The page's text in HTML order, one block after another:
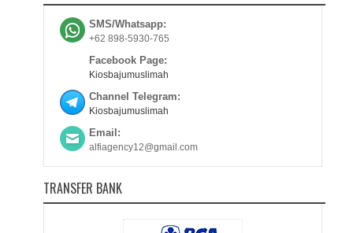
SMS/Whatsapp:
+62 898-5930-765
Facebook Page:
Kiosbajumuslimah
Channel Telegram:
Kiosbajumuslimah
Email:
alfiagency12@gmail.com
TRANSFER BANK